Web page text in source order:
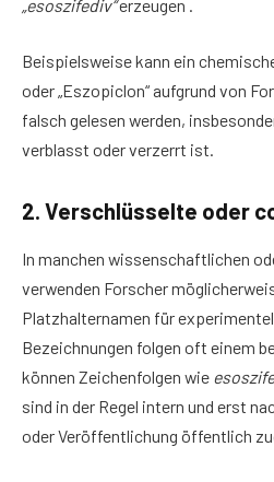
„esoszifediv“erzeugen .
Beispielsweise kann ein
oder „Eszopiclon“ aufgrund von
falsch gelesen werden,
verblasst oder verzerrt ist.
2. Verschlüsselte oder
In manchen wissenschaftlichen
verwenden Forscher
Platzhalternamen für
Bezeichnungen folgen oft einem
können Zeichenfolgen wie
sind in der Regel intern und erst
oder Veröffentlichung öffentlich